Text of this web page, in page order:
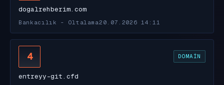
dogalrehberim.com
Bankacılık - Oltalama20.07.2026 14:11
4 DOMAIN
entreyy-git.cfd